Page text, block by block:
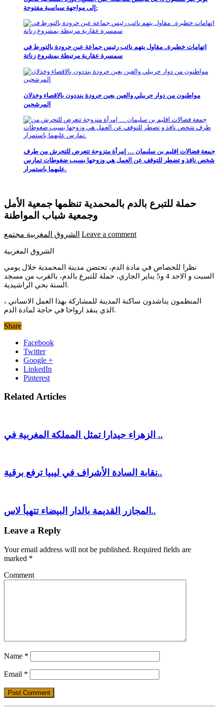
إلى مواجهة سياسية مفتوحة:
اتهامات خطيرة.. مقاول يتهم نائب رئيس جماعة عين حرودة بالتورط في
سمسرة عقارية مرتبطة بمشروع زناتة
مواطنون من دوار حربيلي والعين بعين حرودة ينددون بالاقصاء وخذلان
المرشحين
جمعة فضالات اقليم بن سليمان … إمرأة متزوجة تتعرض للتحرش من طرف
شخص نافذ و تضطر للتوقف عن العمل هي وزوجها بسبب ضغوطات تمارس
عليهما باستمرار.
حملة للتبرع بالدم بالمحمدية تنظمها جمعية الأمل
وجمعية شباب المواطنة
الشروق المغربية مجتمع Leave a comment
الشروق المغربية
نظرا للخصاص في مادة الدم، تحتضن مدينة المحمدية خلال يومي
السبت و الاحد 4 و5 يناير الجاري، حملة للتبرع بالدم، بالقرب من مسجد
السنة بحي الراشيدية.
المنظمون يناشدون ساكنة المدينة للمشاركة بهذا العمل الانساني ،
الذي ينقد ارواحا في حاجة لمادة الدم.
Share
Facebook
Twitter
Google +
LinkedIn
Pinterest
Related Articles
الزهراء حيدارا تمثل المملكة المغربية في ..
نقابة السادة الأشراف في ليبيا ترفع برقية..
المجازر القديمة بالدار البيضاء تتهيأ لاس..
Leave a Reply
Your email address will not be published. Required fields are
marked *
Comment
Name *
Email *